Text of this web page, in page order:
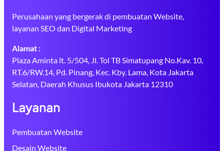
Perusahaan yang bergerak di pembuatan Website,
layanan SEO dan Digital Marketing
Alamat :
Plaza Aminta lt. 5/504, Jl. Tol TB Simatupang No.Kav. 10,
RT.6/RW.14, Pd. Pinang, Kec. Kby. Lama, Kota Jakarta
Selatan, Daerah Khusus Ibukota Jakarta 12310
Layanan
Pembuatan Website
Desain Website